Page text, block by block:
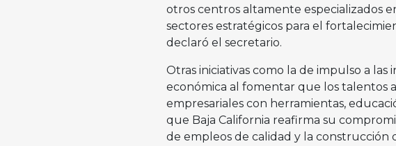
otros centros altamente especializados
sectores estratégicos para el
declaró el secretario.
Otras iniciativas como la de impulso a
económica al fomentar que los talentos
empresariales con herramientas,
que Baja California reafirma su
de empleos de calidad y la